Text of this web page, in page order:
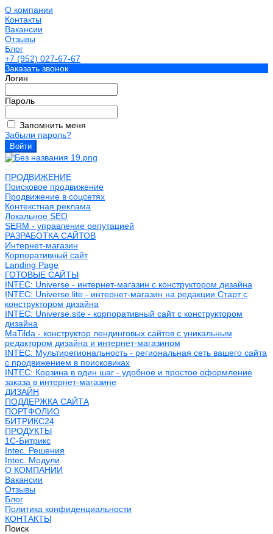
О компании
Контакты
Вакансии
Отзывы
Блог
+7 (952) 027-67-67
Заказать звонок
Логин
Пароль
Запомнить меня
Забыли пароль?
ПРОДВИЖЕНИЕ
Поисковое продвижение
Продвижение в соцсетях
Контекстная реклама
Локальное SEO
SERM - управление репутацией
РАЗРАБОТКА САЙТОВ
Интернет-магазин
Корпоративный сайт
Landing Page
ГОТОВЫЕ САЙТЫ
INTEC: Universe - интернет-магазин с конструктором дизайна
INTEC: Universe.lite - интернет-магазин на редакции Старт с
конструктором дизайна
INTEC: Universe.site - корпоративный сайт с конструктором
дизайна
MaTilda - конструктор лендинговых сайтов с уникальным
редактором дизайна и интернет-магазином
INTEC: Мультирегиональность - региональная сеть вашего сайта
с продвижением в поисковиках
INTEC: Корзина в один шаг - удобное и простое оформление
заказа в интернет-магазине
ДИЗАЙН
ПОДДЕРЖКА САЙТА
ПОРТФОЛИО
БИТРИКС24
ПРОДУКТЫ
1С-Битрикс
Intec. Решения
Intec. Модули
О КОМПАНИИ
Вакансии
Отзывы
Блог
Политика конфиденциальности
КОНТАКТЫ
Поиск